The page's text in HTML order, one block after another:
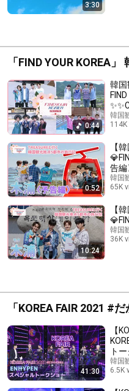
3:30
「FIND YOUR KOREA
0:44
韓国
韓国
0:52
【
告編
韓国
65K
10:24
【
韓国
36K
「KOREA FAIR 2021 #だ
41:30
【
ト
韓国
6.5K